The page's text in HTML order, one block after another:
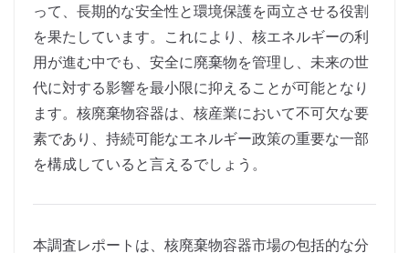
って、長期的な安全性と環境保護を両立させる役割
を果たしています。これにより、核エネルギーの利
用が進む中でも、安全に廃棄物を管理し、未来の世
代に対する影響を最小限に抑えることが可能となり
ます。核廃棄物容器は、核産業において不可欠な要
素であり、持続可能なエネルギー政策の重要な一部
を構成していると言えるでしょう。
本調査レポートは、核廃棄物容器市場の包括的な分